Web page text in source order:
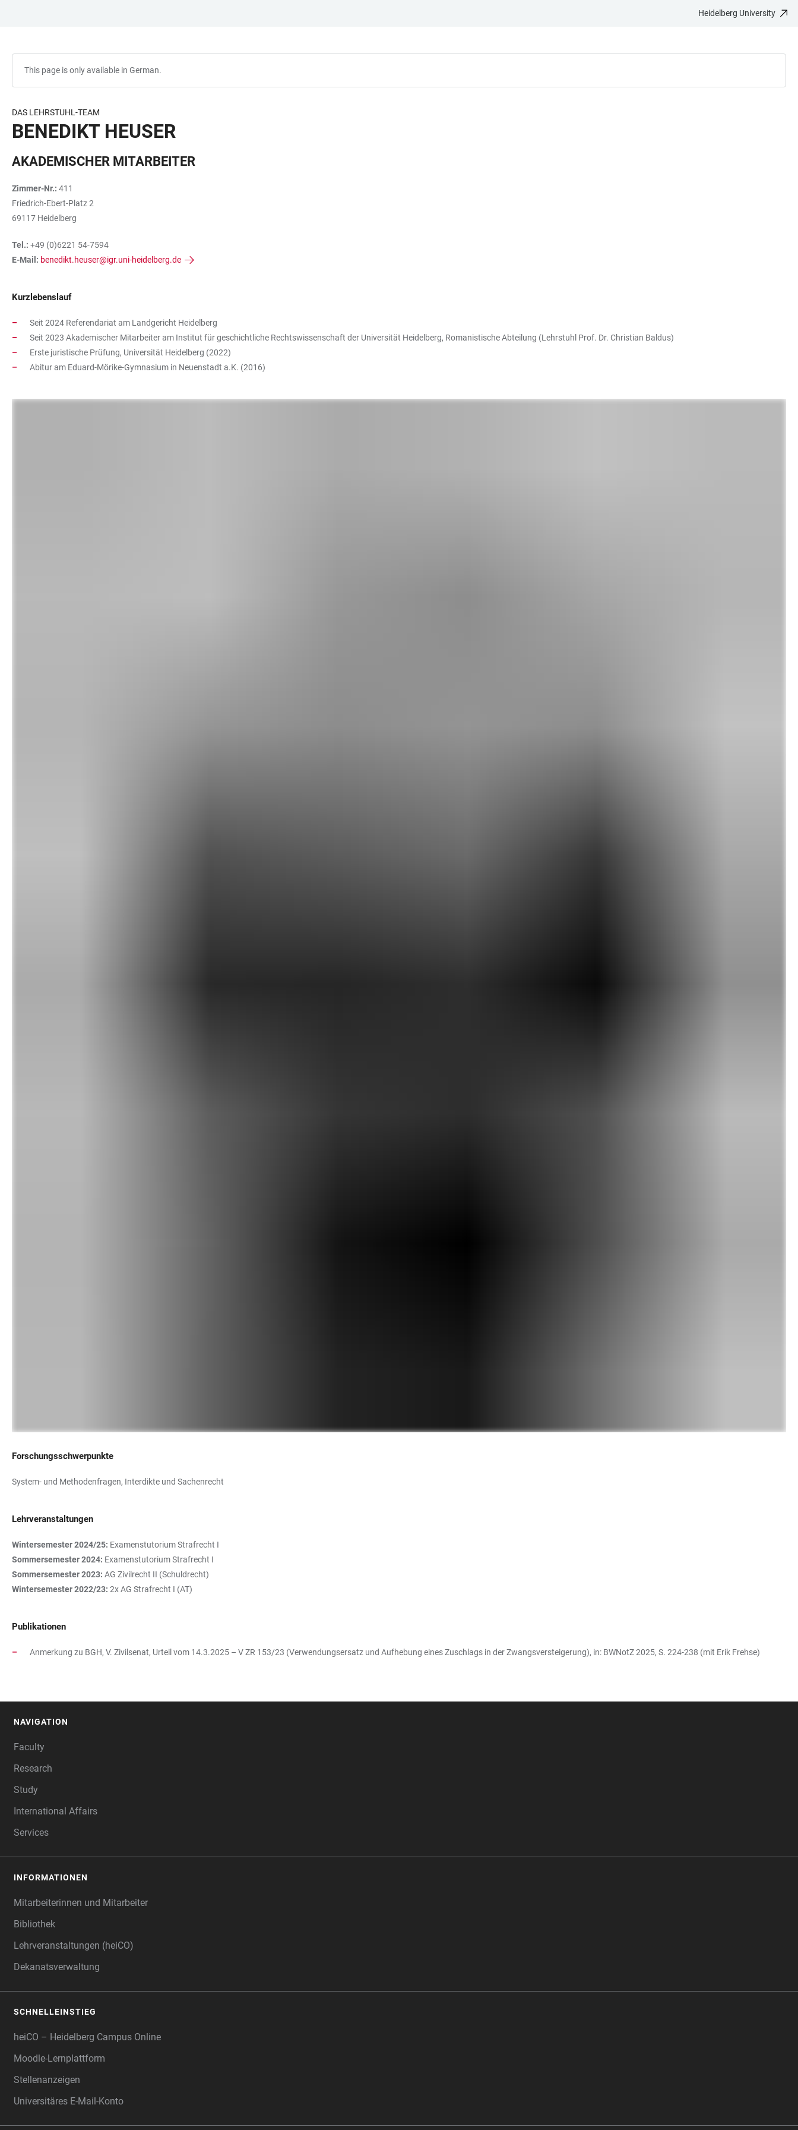
Heidelberg University
This page is only available in German.
DAS LEHRSTUHL-TEAM
BENEDIKT HEUSER
AKADEMISCHER MITARBEITER
Zimmer-Nr.: 411
Friedrich-Ebert-Platz 2
69117 Heidelberg
Tel.: +49 (0)6221 54-7594
E-Mail: benedikt.heuser@igr.uni-heidelberg.de
Kurzlebenslauf
Seit 2024 Referendariat am Landgericht Heidelberg
Seit 2023 Akademischer Mitarbeiter am Institut für geschichtliche Rechtswissenschaft der Universität Heidelberg, Romanistische Abteilung (Lehrstuhl Prof. Dr. Christian Baldus)
Erste juristische Prüfung, Universität Heidelberg (2022)
Abitur am Eduard-Mörike-Gymnasium in Neuenstadt a.K. (2016)
Forschungsschwerpunkte
System- und Methodenfragen, Interdikte und Sachenrecht
Lehrveranstaltungen
Wintersemester 2024/25: Examenstutorium Strafrecht I
Sommersemester 2024: Examenstutorium Strafrecht I
Sommersemester 2023: AG Zivilrecht II (Schuldrecht)
Wintersemester 2022/23: 2x AG Strafrecht I (AT)
Publikationen
Anmerkung zu BGH, V. Zivilsenat, Urteil vom 14.3.2025 – V ZR 153/23 (Verwendungsersatz und Aufhebung eines Zuschlags in der Zwangsversteigerung), in: BWNotZ 2025, S. 224-238 (mit Erik Frehse)
NAVIGATION
Faculty
Research
Study
International Affairs
Services
INFORMATIONEN
Mitarbeiterinnen und Mitarbeiter
Bibliothek
Lehrveranstaltungen (heiCO)
Dekanatsverwaltung
SCHNELLEINSTIEG
heiCO – Heidelberg Campus Online
Moodle-Lernplattform
Stellenanzeigen
Universitäres E-Mail-Konto